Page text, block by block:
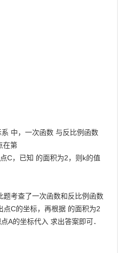
中，一次函数 与反比例函数
在第
C，已知 的面积为2，则k的值
题考查了一次函数和反比例函数
点C的坐标，再根据 的面积为2
A的坐标代入 求出答案即可．